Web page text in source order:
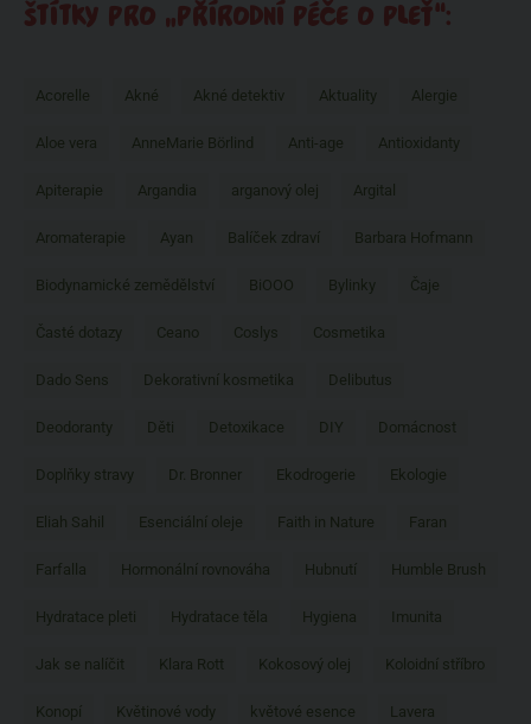
ŠTÍTKY PRO „PŘÍRODNÍ PÉČE O PLEŤ“:
Acorelle Akné Akné detektiv Aktuality Alergie
Aloe vera AnneMarie Börlind Anti-age Antioxidanty
Apiterapie Argandia arganový olej Argital
Aromaterapie Ayan Balíček zdraví Barbara Hofmann
Biodynamické zemědělství BiOOO Bylinky Čaje
Časté dotazy Ceano Coslys Cosmetika
Dado Sens Dekorativní kosmetika Delibutus
Deodoranty Děti Detoxikace DIY Domácnost
Doplňky stravy Dr. Bronner Ekodrogerie Ekologie
Eliah Sahil Esenciální oleje Faith in Nature Faran
Farfalla Hormonální rovnováha Hubnutí Humble Brush
Hydratace pleti Hydratace těla Hygiena Imunita
Jak se nalíčit Klara Rott Kokosový olej Koloidní stříbro
Konopí Květinové vody květové esence Lavera